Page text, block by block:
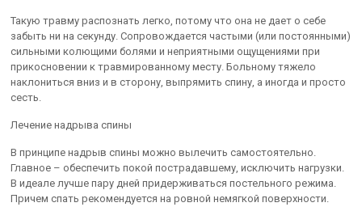
Такую травму распознать легко, потому что она не дает о себе
забыть ни на секунду. Сопровождается частыми (или постоянными)
сильными колющими болями и неприятными ощущениями при
прикосновении к травмированному месту. Больному тяжело
наклониться вниз и в сторону, выпрямить спину, а иногда и просто
сесть.
Лечение надрыва спины
В принципе надрыв спины можно вылечить самостоятельно.
Главное – обеспечить покой пострадавшему, исключить нагрузки.
В идеале лучше пару дней придерживаться постельного режима.
Причем спать рекомендуется на ровной немягкой поверхности.